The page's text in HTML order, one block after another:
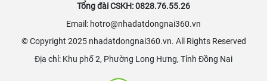
Tổng đài CSKH: 0828.76.55.26
Email: hotro@nhadatdongnai360.vn
© Copyright 2025 nhadatdongnai360.vn. All Rights Reserved
Địa chỉ: Khu phố 2, Phường Long Hưng, Tỉnh Đồng Nai